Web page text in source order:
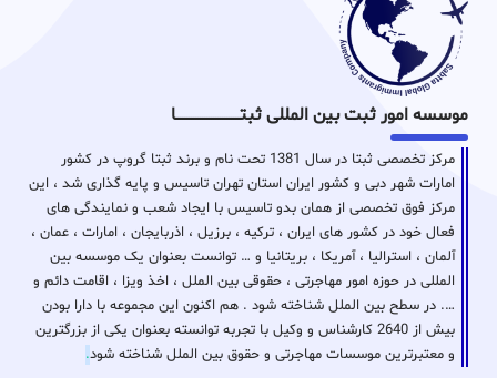
موسسه امور ثبت بین المللی ثبتـــــــــــــــــــــــــــــا
مرکز تخصصی ثبتا در سال 1381 تحت نام و برند ثبتا گروپ در کشور
امارات شهر دبی و کشور ایران استان تهران تاسیس و پایه گذاری شد ، این
مرکز فوق تخصصی از همان بدو تاسیس با ایجاد شعب و نمایندگی های
فعال خود در کشور های ایران ، ترکیه ، برزیل ، اذربایجان ، امارات ، عمان ،
آلمان ، استرالیا ، آمریکا ، بریتانیا و … توانست بعنوان یک موسسه بین
المللی در حوزه امور مهاجرتی ، حقوقی بین الملل ، اخذ ویزا ، اقامت دائم و
…. در سطح بین الملل شناخته شود . هم اکنون این مجموعه با دارا بودن
بیش از 2640 کارشناس و وکیل با تجربه توانسته بعنوان یکی از بزرگترین
و معتبرترین موسسات مهاجرتی و حقوق بین الملل شناخته شود.